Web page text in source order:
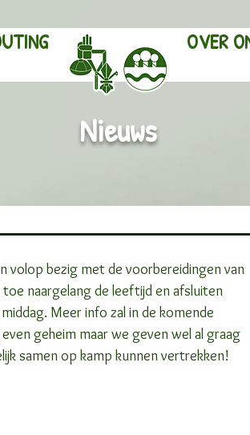
OVER
Nieuws
volop bezig met de voorbereidingen van
naargelang de leeftijd en afsluiten
Meer info zal in de komende
geheim maar we geven wel al graag
samen op kamp kunnen vertrekken!